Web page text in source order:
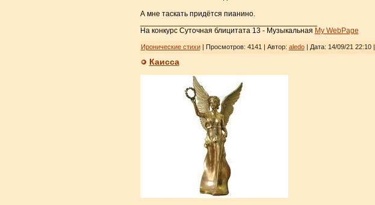
А мне таскать придётся пианино.
На конкурс Суточная блицитата 13 - Музыкальная My WebPage
Иронические стихи| Просмотров: 4141 | Автор: aledo| Дата: 14/09/21 22:10|
Каисса